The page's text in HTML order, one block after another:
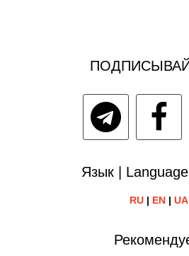
Язык |
RU| EN| UA